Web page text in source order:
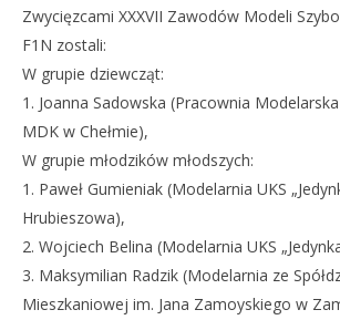
Zwycięzcami XXXVII Zawodów Modeli
F1N zostali:
W grupie dziewcząt:
1. Joanna Sadowska (Pracownia
MDK w Chełmie),
W grupie młodzików młodszych:
1. Paweł Gumieniak (Modelarnia UKS
Hrubieszowa),
2. Wojciech Belina (Modelarnia UKS
3. Maksymilian Radzik (Modelarnia ze
Mieszkaniowej im. Jana Zamoyskiego w